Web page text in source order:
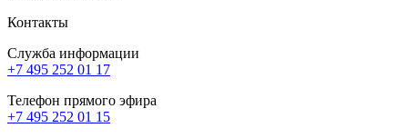
Контакты
Служба информации
+7 495 252 01 17
Телефон прямого эфира
+7 495 252 01 15